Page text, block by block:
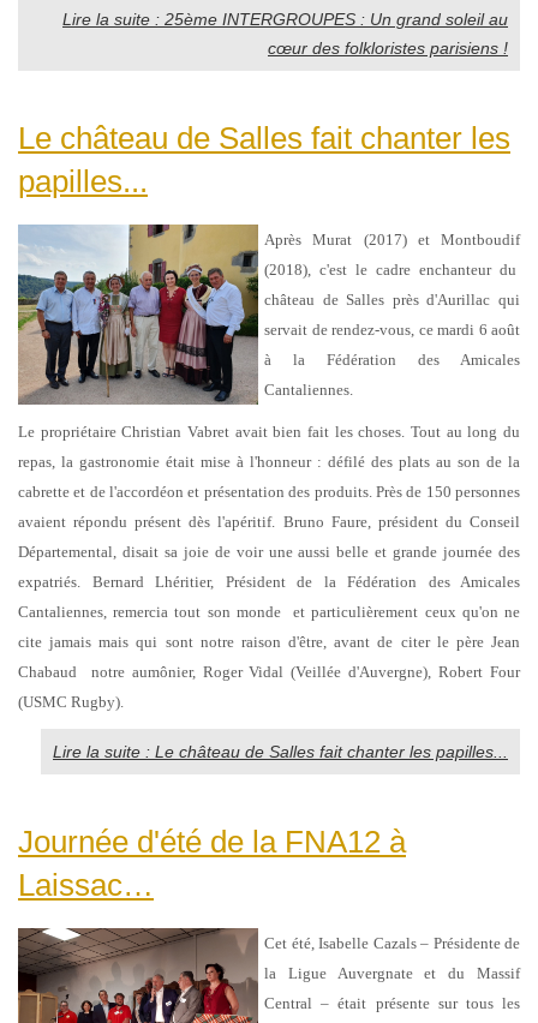
Lire la suite : 25ème INTERGROUPES : Un grand soleil au
cœur des folkloristes parisiens !
Le château de Salles fait chanter les
papilles...
Après Murat (2017) et Montboudif
(2018), c'est le cadre enchanteur du
château de Salles près d'Aurillac qui
servait de rendez-vous, ce mardi 6 août
à la Fédération des Amicales
Cantaliennes.
Le propriétaire Christian Vabret avait bien fait les choses. Tout au long du
repas, la gastronomie était mise à l'honneur : défilé des plats au son de la
cabrette et de l'accordéon et présentation des produits. Près de 150 personnes
avaient répondu présent dès l'apéritif. Bruno Faure, président du Conseil
Départemental, disait sa joie de voir une aussi belle et grande journée des
expatriés. Bernard Lhéritier, Président de la Fédération des Amicales
Cantaliennes, remercia tout son monde et particulièrement ceux qu'on ne
cite jamais mais qui sont notre raison d'être, avant de citer le père Jean
Chabaud notre aumônier, Roger Vidal (Veillée d'Auvergne), Robert Four
(USMC Rugby).
Lire la suite : Le château de Salles fait chanter les papilles...
Journée d'été de la FNA12 à
Laissac…
Cet été, Isabelle Cazals – Présidente de
la Ligue Auvergnate et du Massif
Central – était présente sur tous les